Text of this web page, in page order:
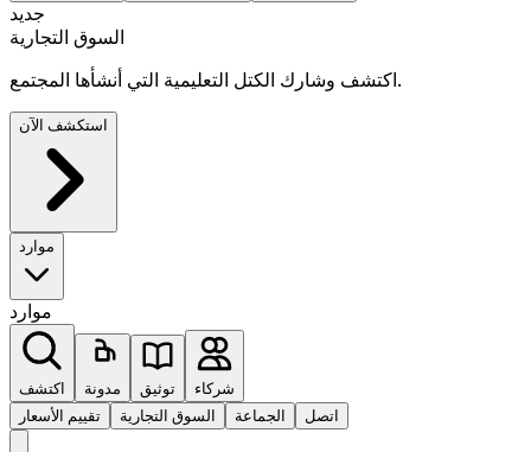
جديد
السوق التجارية
اكتشف وشارك الكتل التعليمية التي أنشأها المجتمع.
استكشف الآن
موارد
موارد
اكتشف مدونة توثيق
شركاء
تقييم الأسعار
السوق التجارية الجماعة اتصل